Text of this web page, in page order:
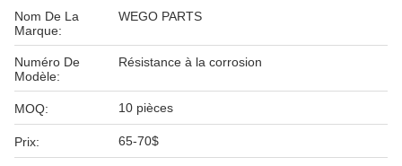
Nom De La
Marque:
WEGO PARTS
Numéro De
Modèle:
Résistance à la corrosion
MOQ: 10 pièces
Prix: 65-70$